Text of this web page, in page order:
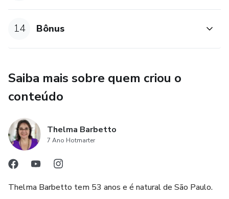
14 Bônus
Saiba mais sobre quem criou o
conteúdo
Thelma Barbetto
7 Ano Hotmarter
Thelma Barbetto tem 53 anos e é natural de São Paulo.